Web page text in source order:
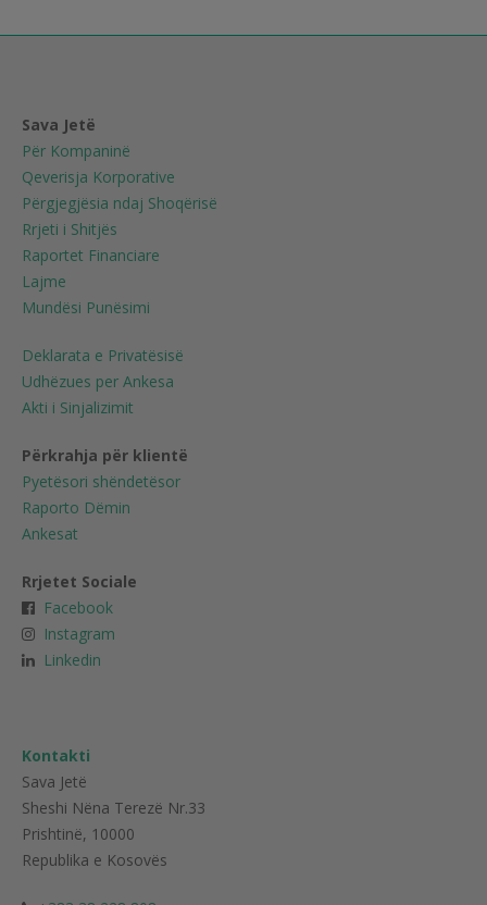
Sava Jetë
Për Kompaninë
Qeverisja Korporative
Përgjegjësia ndaj Shoqërisë
Rrjeti i Shitjës
Raportet Financiare
Lajme
Mundësi Punësimi
Deklarata e Privatësisë
Udhëzues per Ankesa
Akti i Sinjalizimit
Përkrahja për klientë
Pyetësori shëndetësor
Raporto Dëmin
Ankesat
Rrjetet Sociale
Facebook
Instagram
Linkedin
Kontakti
Sava Jetë
Sheshi Nëna Terezë Nr.33
Prishtinë, 10000
Republika e Kosovës